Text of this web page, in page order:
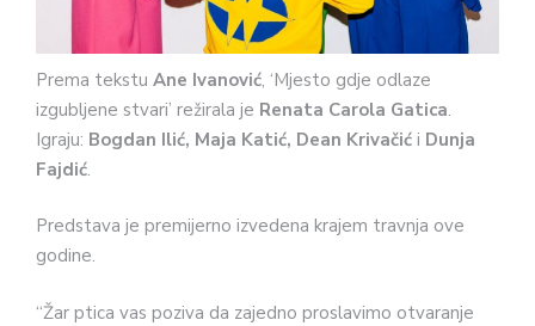
Prema tekstu Ane Ivanović, ‘Mjesto gdje odlaze
izgubljene stvari’ režirala je Renata Carola Gatica.
Igraju: Bogdan Ilić, Maja Katić, Dean Krivačić i Dunja
Fajdić.
Predstava je premijerno izvedena krajem travnja ove
godine.
“Žar ptica vas poziva da zajedno proslavimo otvaranje